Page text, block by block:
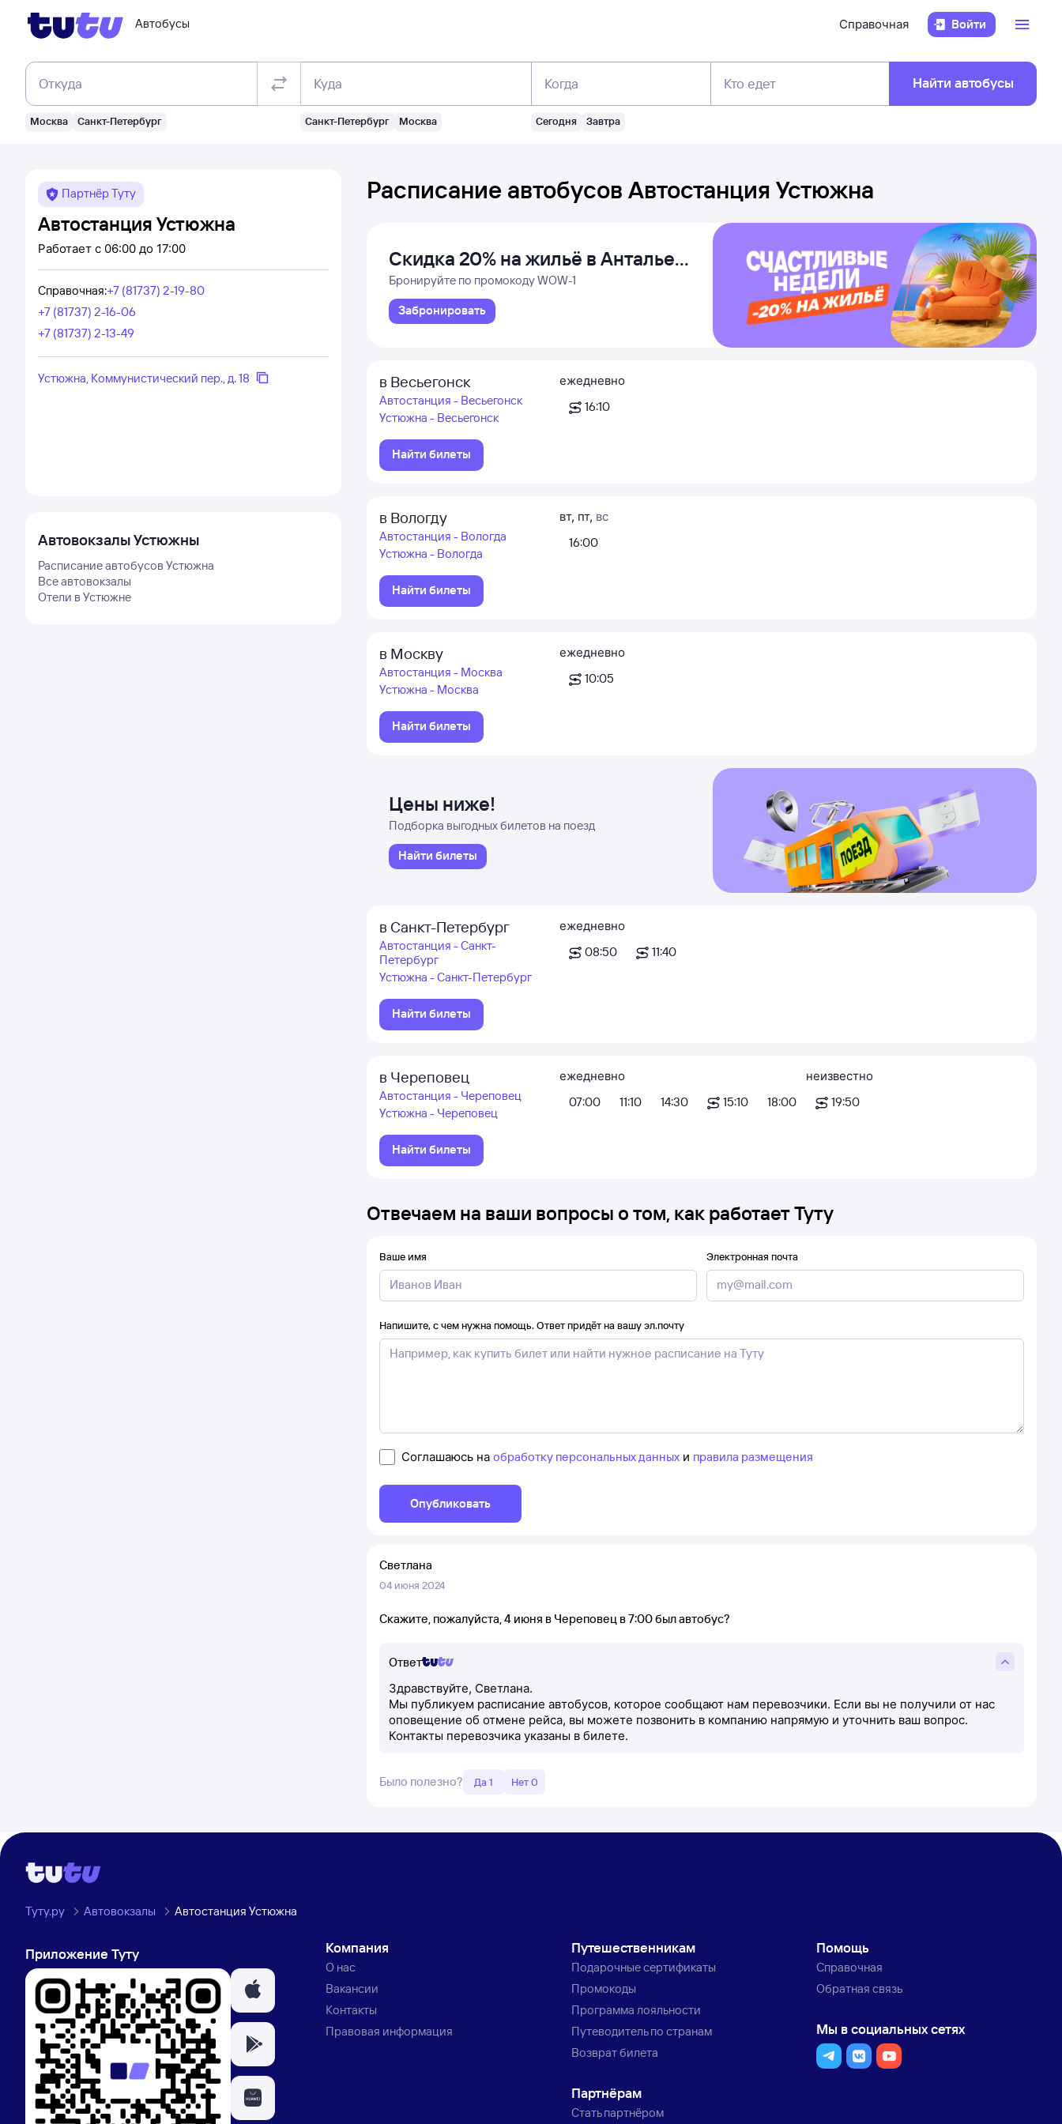
Автобусы Справочная Войти
Откуда
Москва Санкт-Петербург
Куда
Санкт-Петербург Москва
Когда
Сегодня Завтра
Кто едет Найти автобусы
Партнёр Туту
Автостанция Устюжна
Работает с 06:00 до 17:00
Справочная:+7 (81737) 2-19-80
+7 (81737) 2-16-06
+7 (81737) 2-13-49
Устюжна, Коммунистический пер., д. 18
Расписание автобусов Автостанция Устюжна
Скидка 20% на жильё в Анталье
и Даламане
Бронируйте по промокоду WOW-1
Забронировать
в Весьегонск
Автостанция - Весьегонск
Устюжна - Весьегонск
Найти билеты
ежедневно
16:10
в Вологду
Автостанция - Вологда
Устюжна - Вологда
Найти билеты
вт, пт, вс
16:00
в Москву
Автостанция - Москва
Устюжна - Москва
Найти билеты
ежедневно
10:05
Цены ниже!
Подборка выгодных билетов на поезд
Найти билеты
в Санкт-Петербург
Автостанция - Санкт-
Петербург
Устюжна - Санкт-Петербург
Найти билеты
ежедневно
08:50
11:40
в Череповец
Автостанция - Череповец
Устюжна - Череповец
Найти билеты
ежедневно
07:00
11:10 14:30 15:10 18:00
неизвестно
19:50
Отвечаем на ваши вопросы о том, как работает Туту
Ваше имя Электронная почта
Напишите, с чем нужна помощь. Ответ придёт на вашу эл.почту
Соглашаюсь на обработку персональных данных и правила размещения
Опубликовать
Светлана
04 июня 2024
Скажите, пожалуйста, 4 июня в Череповец в 7:00 был автобус?
Ответ
Здравствуйте, Светлана.
Мы публикуем расписание автобусов, которое сообщают нам перевозчики. Если вы не получили от нас
оповещение об отмене рейса, вы можете позвонить в компанию напрямую и уточнить ваш вопрос.
Контакты перевозчика указаны в билете.
Было полезно? Да 1 Нет 0
АвтовокзалыУстюжны
Расписание автобусов Устюжна
Все автовокзалы
Отели в Устюжне
Туту.ру Автовокзалы Автостанция Устюжна
Приложение Туту Компания
О нас
Вакансии
Контакты
Правовая информация
Путешественникам
Подарочные сертификаты
Промокоды
Программа лояльности
Путеводитель по странам
Возврат билета
Партнёрам
Стать партнёром
Помощь
Справочная
Обратная связь
Мы в социальных сетях